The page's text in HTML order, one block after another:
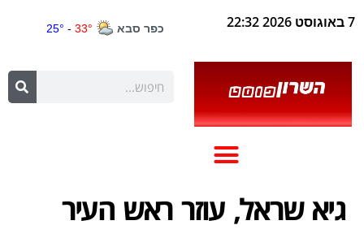
7 באוגוסט 2026 22:32
גיא שראל, עוזר ראש העיר